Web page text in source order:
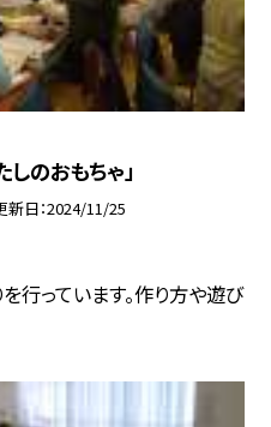
のおもちゃ」
新日 2024/11/25
行っています。作り方や遊び